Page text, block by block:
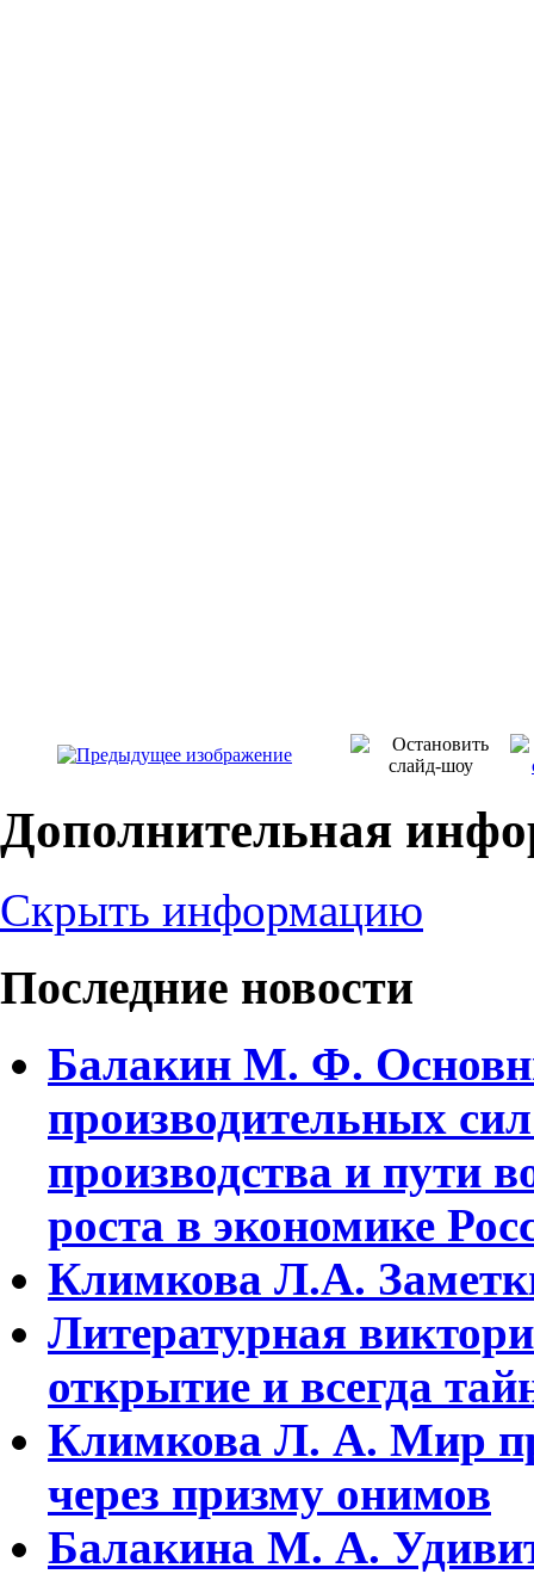
Дополнительная
Скрыть информацию
Последние новости
Балакин М. Ф.
пpоизводительных
пpоизводства и пути
pоста в экономике
Климкова Л.А.
Литературная
открытие и всегда
Климкова Л. А. Мир
через призму онимов
Балакина М. А.